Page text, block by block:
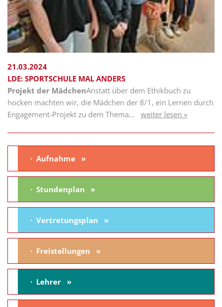
21.03.2024
LDE: SPORTSCHULE MAL ANDERS
Projekt der MädchenAnstatt über dem Ethikbuch zu
hocken machten wir, die Mädchen der 8/1, ein Lernen durch
Engagement-Projekt zu dem Thema…
weiter lesen »
Aufnahme
Stundenplan
Vertretungsplan
Freistellungen
Lehrer